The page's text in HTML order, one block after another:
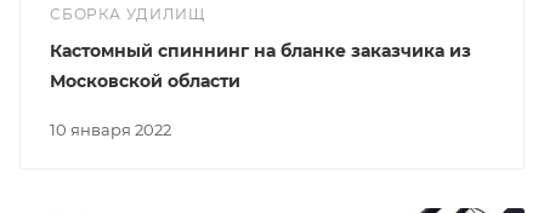
СБОРКА УДИЛИЩ
10 января 2022
Кастомный спиннинг на бланке заказчика из
Московской области